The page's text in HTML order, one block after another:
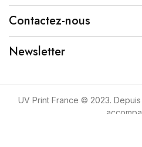
Contactez-nous
Newsletter
UV Print France © 2023.